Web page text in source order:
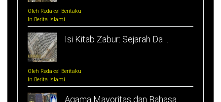
Oleh Redaksi Beritaku
In Berita Islami
Isi Kitab Zabur: Sejarah Da…
Oleh Redaksi Beritaku
In Berita Islami
Agama Mayoritas dan Bahasa …